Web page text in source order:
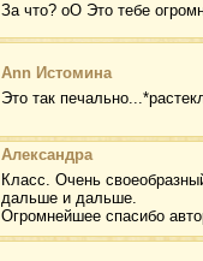
За что? оО Это тебе
Ann Истомина
Это так
Александра
Класс. Очень
дальше и дальше.
Огромнейшее спасибо